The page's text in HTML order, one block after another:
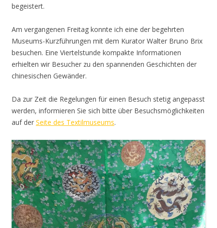
begeistert.
Am vergangenen Freitag konnte ich eine der begehrten
Museums-Kurzführungen mit dem Kurator Walter Bruno Brix
besuchen. Eine Viertelstunde kompakte Informationen
erhielten wir Besucher zu den spannenden Geschichten der
chinesischen Gewänder.
Da zur Zeit die Regelungen für einen Besuch stetig angepasst
werden, informieren Sie sich bitte über Besuchsmöglichkeiten
auf der Seite des Textilmuseums.